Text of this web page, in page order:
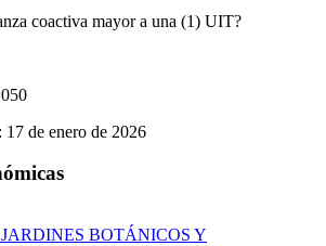
coactiva mayor a una (1) UIT?
17 de enero de 2026
BOTÁNICOS Y